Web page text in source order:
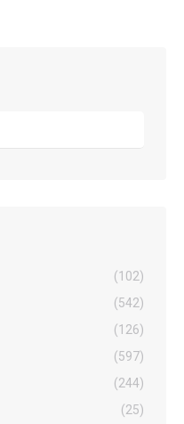
(102)
(542)
(126)
(597)
(244)
(25)